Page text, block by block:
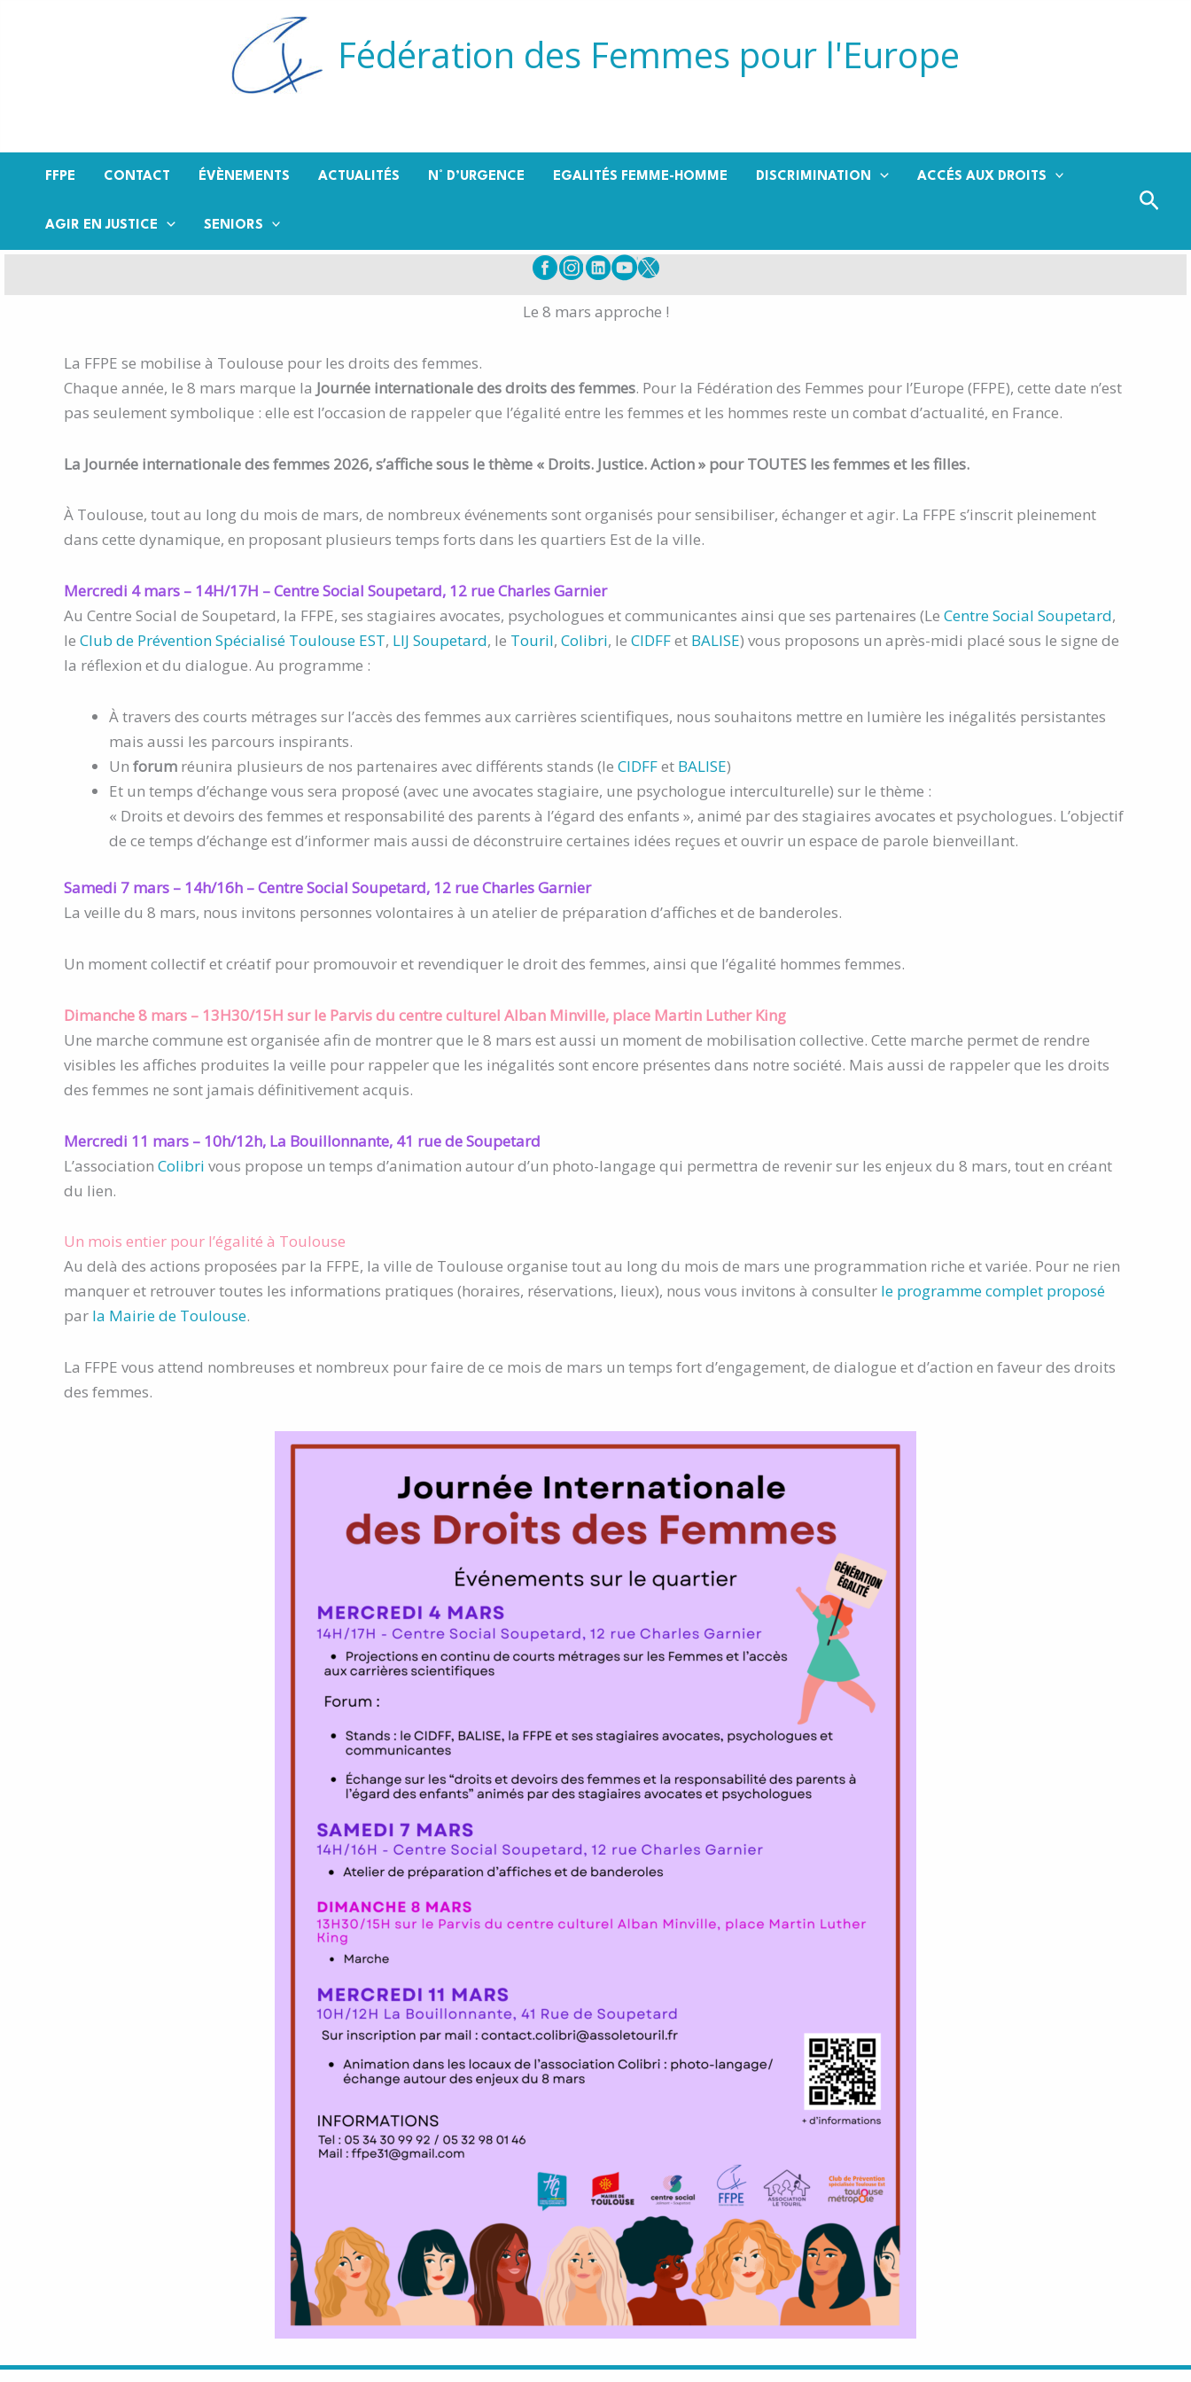
Fédération des Femmes pour l'Europe
FFPE CONTACT ÉVÈNEMENTS ACTUALITÉS N° D’URGENCE EGALITÉS FEMME-HOMME DISCRIMINATION ACCÉS AUX DROITS
AGIR EN JUSTICE SENIORS
Le 8 mars approche !
La FFPE se mobilise à Toulouse pour les droits des femmes.
Chaque année, le 8 mars marque la Journée internationale des droits des femmes. Pour la Fédération des Femmes pour l’Europe (FFPE), cette date n’est
pas seulement symbolique : elle est l’occasion de rappeler que l’égalité entre les femmes et les hommes reste un combat d’actualité, en France.
La Journée internationale des femmes 2026, s’affiche sous le thème « Droits. Justice. Action » pour TOUTES les femmes et les filles.
À Toulouse, tout au long du mois de mars, de nombreux événements sont organisés pour sensibiliser, échanger et agir. La FFPE s’inscrit pleinement
dans cette dynamique, en proposant plusieurs temps forts dans les quartiers Est de la ville.
Mercredi 4 mars – 14H/17H – Centre Social Soupetard, 12 rue Charles Garnier
Au Centre Social de Soupetard, la FFPE, ses stagiaires avocates, psychologues et communicantes ainsi que ses partenaires (Le Centre Social Soupetard,
le Club de Prévention Spécialisé Toulouse EST, LIJ Soupetard, le Touril, Colibri, le CIDFFet BALISE) vous proposons un après-midi placé sous le signe de
la réflexion et du dialogue. Au programme :
À travers des courts métrages sur l’accès des femmes aux carrières scientifiques, nous souhaitons mettre en lumière les inégalités persistantes
mais aussi les parcours inspirants.
Un forum réunira plusieurs de nos partenaires avec différents stands (le CIDFFet BALISE)
Et un temps d’échange vous sera proposé (avec une avocates stagiaire, une psychologue interculturelle) sur le thème :
« Droits et devoirs des femmes et responsabilité des parents à l’égard des enfants », animé par des stagiaires avocates et psychologues. L’objectif
de ce temps d’échange est d’informer mais aussi de déconstruire certaines idées reçues et ouvrir un espace de parole bienveillant.
Samedi 7 mars – 14h/16h – Centre Social Soupetard, 12 rue Charles Garnier
La veille du 8 mars, nous invitons personnes volontaires à un atelier de préparation d’affiches et de banderoles.
Un moment collectif et créatif pour promouvoir et revendiquer le droit des femmes, ainsi que l’égalité hommes femmes.
Dimanche 8 mars – 13H30/15H sur le Parvis du centre culturel Alban Minville, place Martin Luther King
Une marche commune est organisée afin de montrer que le 8 mars est aussi un moment de mobilisation collective. Cette marche permet de rendre
visibles les affiches produites la veille pour rappeler que les inégalités sont encore présentes dans notre société. Mais aussi de rappeler que les droits
des femmes ne sont jamais définitivement acquis.
Mercredi 11 mars – 10h/12h, La Bouillonnante, 41 rue de Soupetard
L’association Colibri vous propose un temps d’animation autour d’un photo-langage qui permettra de revenir sur les enjeux du 8 mars, tout en créant
du lien.
Un mois entier pour l’égalité à Toulouse
Au delà des actions proposées par la FFPE, la ville de Toulouse organise tout au long du mois de mars une programmation riche et variée. Pour ne rien
manquer et retrouver toutes les informations pratiques (horaires, réservations, lieux), nous vous invitons à consulter le programme complet proposé
par la Mairie de Toulouse.
La FFPE vous attend nombreuses et nombreux pour faire de ce mois de mars un temps fort d’engagement, de dialogue et d’action en faveur des droits
des femmes.